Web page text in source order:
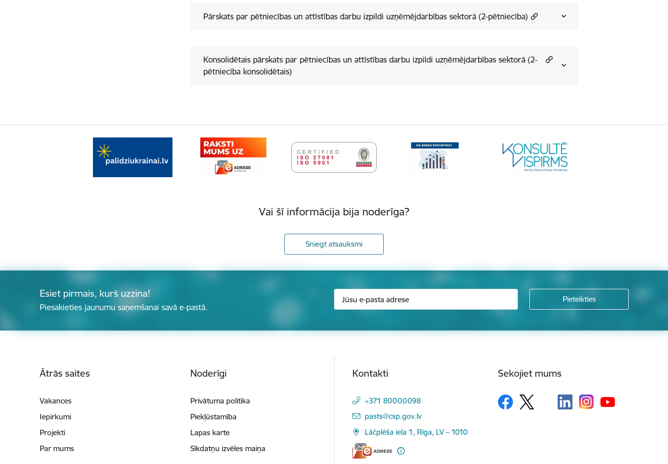
Pārskats par pētniecības un attīstības darbu izpildi uzņēmējdarbības sektorā (2-pētniecība)
Konsolidētais pārskats par pētniecības un attīstības darbu izpildi uzņēmējdarbības sektorā (2-
pētniecība konsolidētais)
Vai šī informācija bija noderīga?
Sniegt atsauksmi
Esiet pirmais, kurš uzzina!
Piesakieties jaunumu saņemšanai savā e-pastā.
Ātrās saites
Vakances
Iepirkumi
Projekti
Par mums
Noderīgi
Privātuma politika
Piekļūstamība
Lapas karte
Sīkdatņu izvēles maiņa
Kontakti
+371 80000098
E-pasts:
pasts@csp.gov.lv
Lāčplēša iela 1, Rīga, LV – 1010
Sekojiet mums